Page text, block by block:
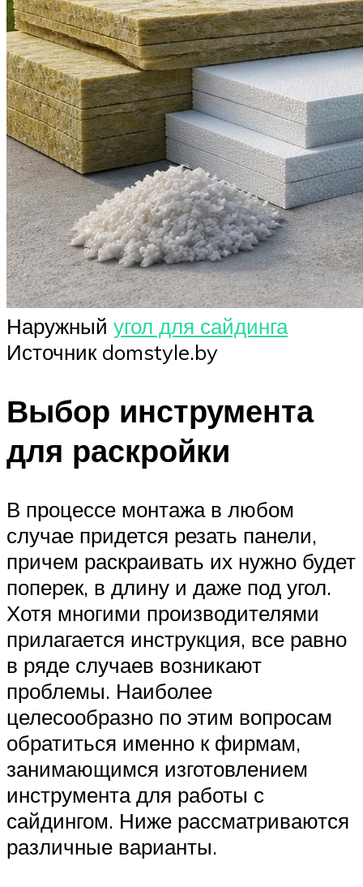
Наружный угол для сайдинга
Источник domstyle.by
Выбор инструмента
для раскройки
В процессе монтажа в любом
случае придется резать панели,
причем раскраивать их нужно будет
поперек, в длину и даже под угол.
Хотя многими производителями
прилагается инструкция, все равно
в ряде случаев возникают
проблемы. Наиболее
целесообразно по этим вопросам
обратиться именно к фирмам,
занимающимся изготовлением
инструмента для работы с
сайдингом. Ниже рассматриваются
различные варианты.